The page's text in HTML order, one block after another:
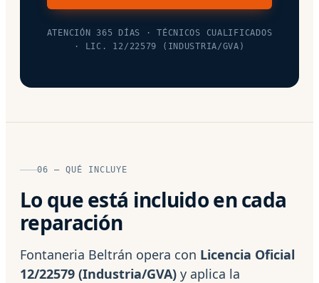
ATENCIÓN 365 DÍAS · TÉCNICOS CUALIFICADOS
· LIC. 12/22579 (INDUSTRIA/GVA)
06 — QUÉ INCLUYE
Lo que está incluido en cada
reparación
Fontaneria Beltrán opera con Licencia Oficial
12/22579 (Industria/GVA) y aplica la